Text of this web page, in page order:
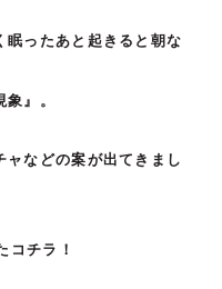
眠ったあと起きると朝な
』。
ャなどの案が出てきまし
コチラ！